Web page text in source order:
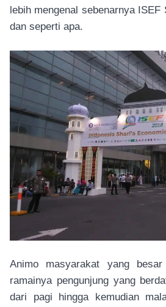
lebih mengenal sebenarnya ISEF
dan seperti apa.
Animo masyarakat yang
ramainya pengunjung yang
dari pagi hingga kemudian